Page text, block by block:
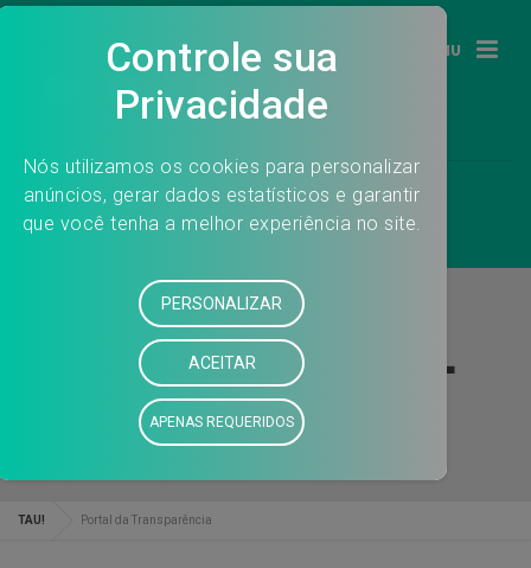
MENU
CATEGORIA:PORTAL
DA TRANSPARÊNCIA
TAU! Portal da Transparência